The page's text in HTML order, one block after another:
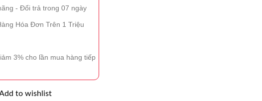
- Đổi trả trong 07 ngày
Hóa Đơn Trên 1 Triệu
3% cho lần mua hàng tiếp
to wishlist